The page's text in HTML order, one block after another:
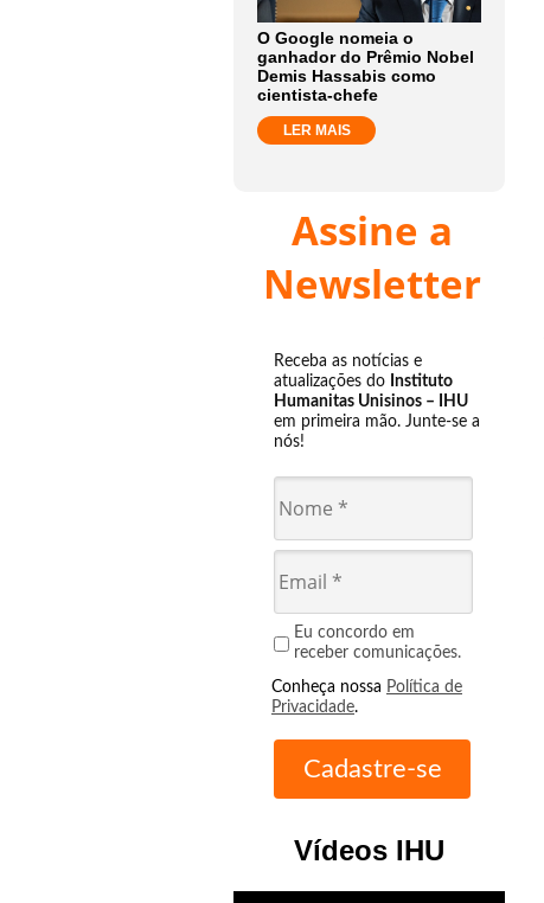
O Google nomeia o
ganhador do Prêmio Nobel
Demis Hassabis como
cientista-chefe
LER MAIS
Assine a
Newsletter
Receba as notícias e
atualizações do Instituto
Humanitas Unisinos – IHU
em primeira mão. Junte-se a
nós!
Eu concordo em
receber comunicações.
Conheça nossa Política de
Privacidade.
Vídeos IHU